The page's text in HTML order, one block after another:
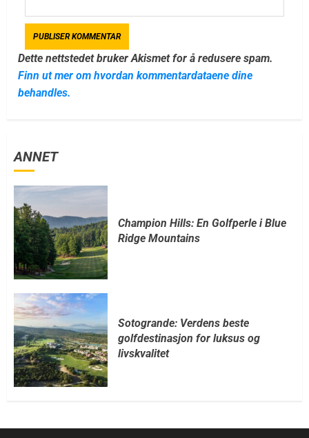
Dette nettstedet bruker Akismet for å redusere spam.
Finn ut mer om hvordan kommentardataene dine
behandles.
ANNET
Champion Hills: En Golfperle i Blue
Ridge Mountains
Sotogrande: Verdens beste
golfdestinasjon for luksus og
livskvalitet